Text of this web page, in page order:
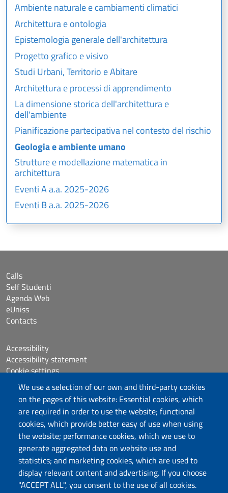
We use a selection of our own and third-party cookies
on the pages of this website: Essential cookies, which
are required in order to use the website; functional
cookies, which provide better easy of use when using
the website; performance cookies, which we use to
generate aggregated data on website use and
statistics; and marketing cookies, which are used to
display relevant content and advertising. If you choose
"ACCEPT ALL", you consent to the use of all cookies.
Ambiente naturale e cambiamenti climatici
Architettura e ontologia
Epistemologia generale dell'architettura
Progetto grafico e visivo
Studi Urbani, Territorio e Abitare
Architettura e processi di apprendimento
La dimensione storica dell'architettura e
dell'ambiente
Pianificazione partecipativa nel contesto del rischio
Geologia e ambiente umano
Strutture e modellazione matematica in
architettura
Eventi A a.a. 2025-2026
Eventi B a.a. 2025-2026
DADU – Dipartimento di Architettura, Design e
Urbanistica
Università degli Studi di Sassari
Calls
Self Studenti
Agenda Web
eUniss
Contacts
Accessibility
Accessibility statement
Cookie settings
Sitemap
Protocollo
Follow us